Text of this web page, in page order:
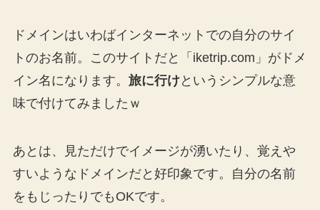
ドメインはいわばインターネットでの自分のサイ
トのお名前。このサイトだと「iketrip.com」がドメ
イン名になります。 旅に行けというシンプルな意
味で付けてみましたｗ
あとは、見ただけでイメージが湧いたり、覚えや
すいようなドメインだと好印象です。自分の名前
をもじったりでもOKです。